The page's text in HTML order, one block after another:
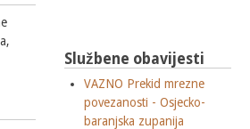
Službene obavijesti
VAZNO Prekid mrezne
povezanosti - Osjecko-
baranjska zupanija